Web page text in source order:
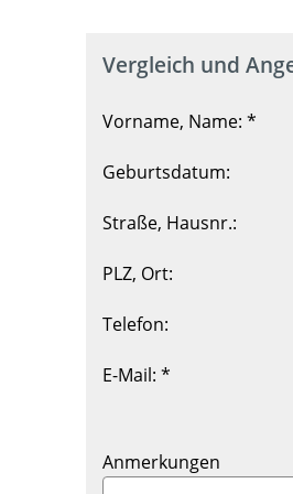
Vergleich und
Vorname, Name: *
Geburtsdatum:
Straße, Hausnr.:
PLZ, Ort:
Telefon:
E-Mail: *
Anmerkungen